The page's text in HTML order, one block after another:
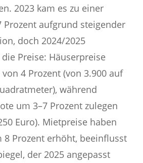
2023 kam es zu einer
Prozent aufgrund steigender
doch 2024/2025
Preise: Häuserpreise
4 Prozent (von 3.900 auf
während
um 3–7 Prozent zulegen
Euro). Mietpreise haben
8 Prozent erhöht, beeinflusst
der 2025 angepasst